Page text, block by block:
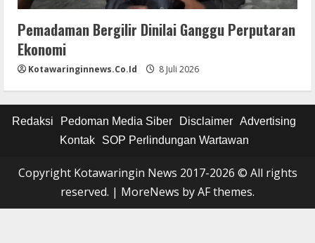
Pemadaman Bergilir Dinilai Ganggu Perputaran
Ekonomi
Kotawaringinnews.co.id 8 Juli 2026
Redaksi Pedoman Media Siber Disclaimer Advertising
Kontak
SOP Perlindungan Wartawan
Copyright Kotawaringin News 2017-2026 © All rights
reserved. | MoreNews by AF themes.